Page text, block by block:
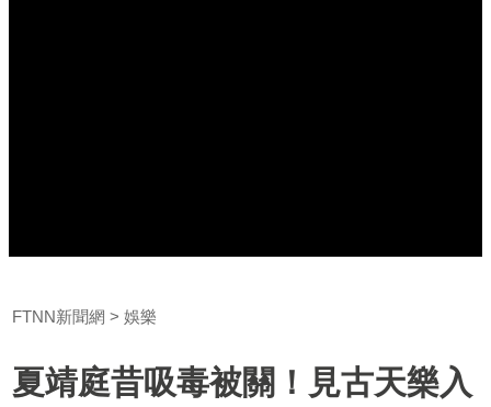
FTNN新聞網 娛樂
夏靖庭昔吸毒被關！見古天樂入